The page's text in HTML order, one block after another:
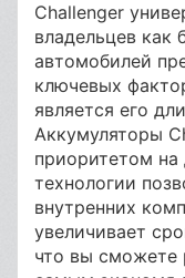
Challenger
владельцев
автомобилей
ключевых
является его
Аккумуляторы
приоритетом на
технологии
внутренних
увеличивает
что вы сможете